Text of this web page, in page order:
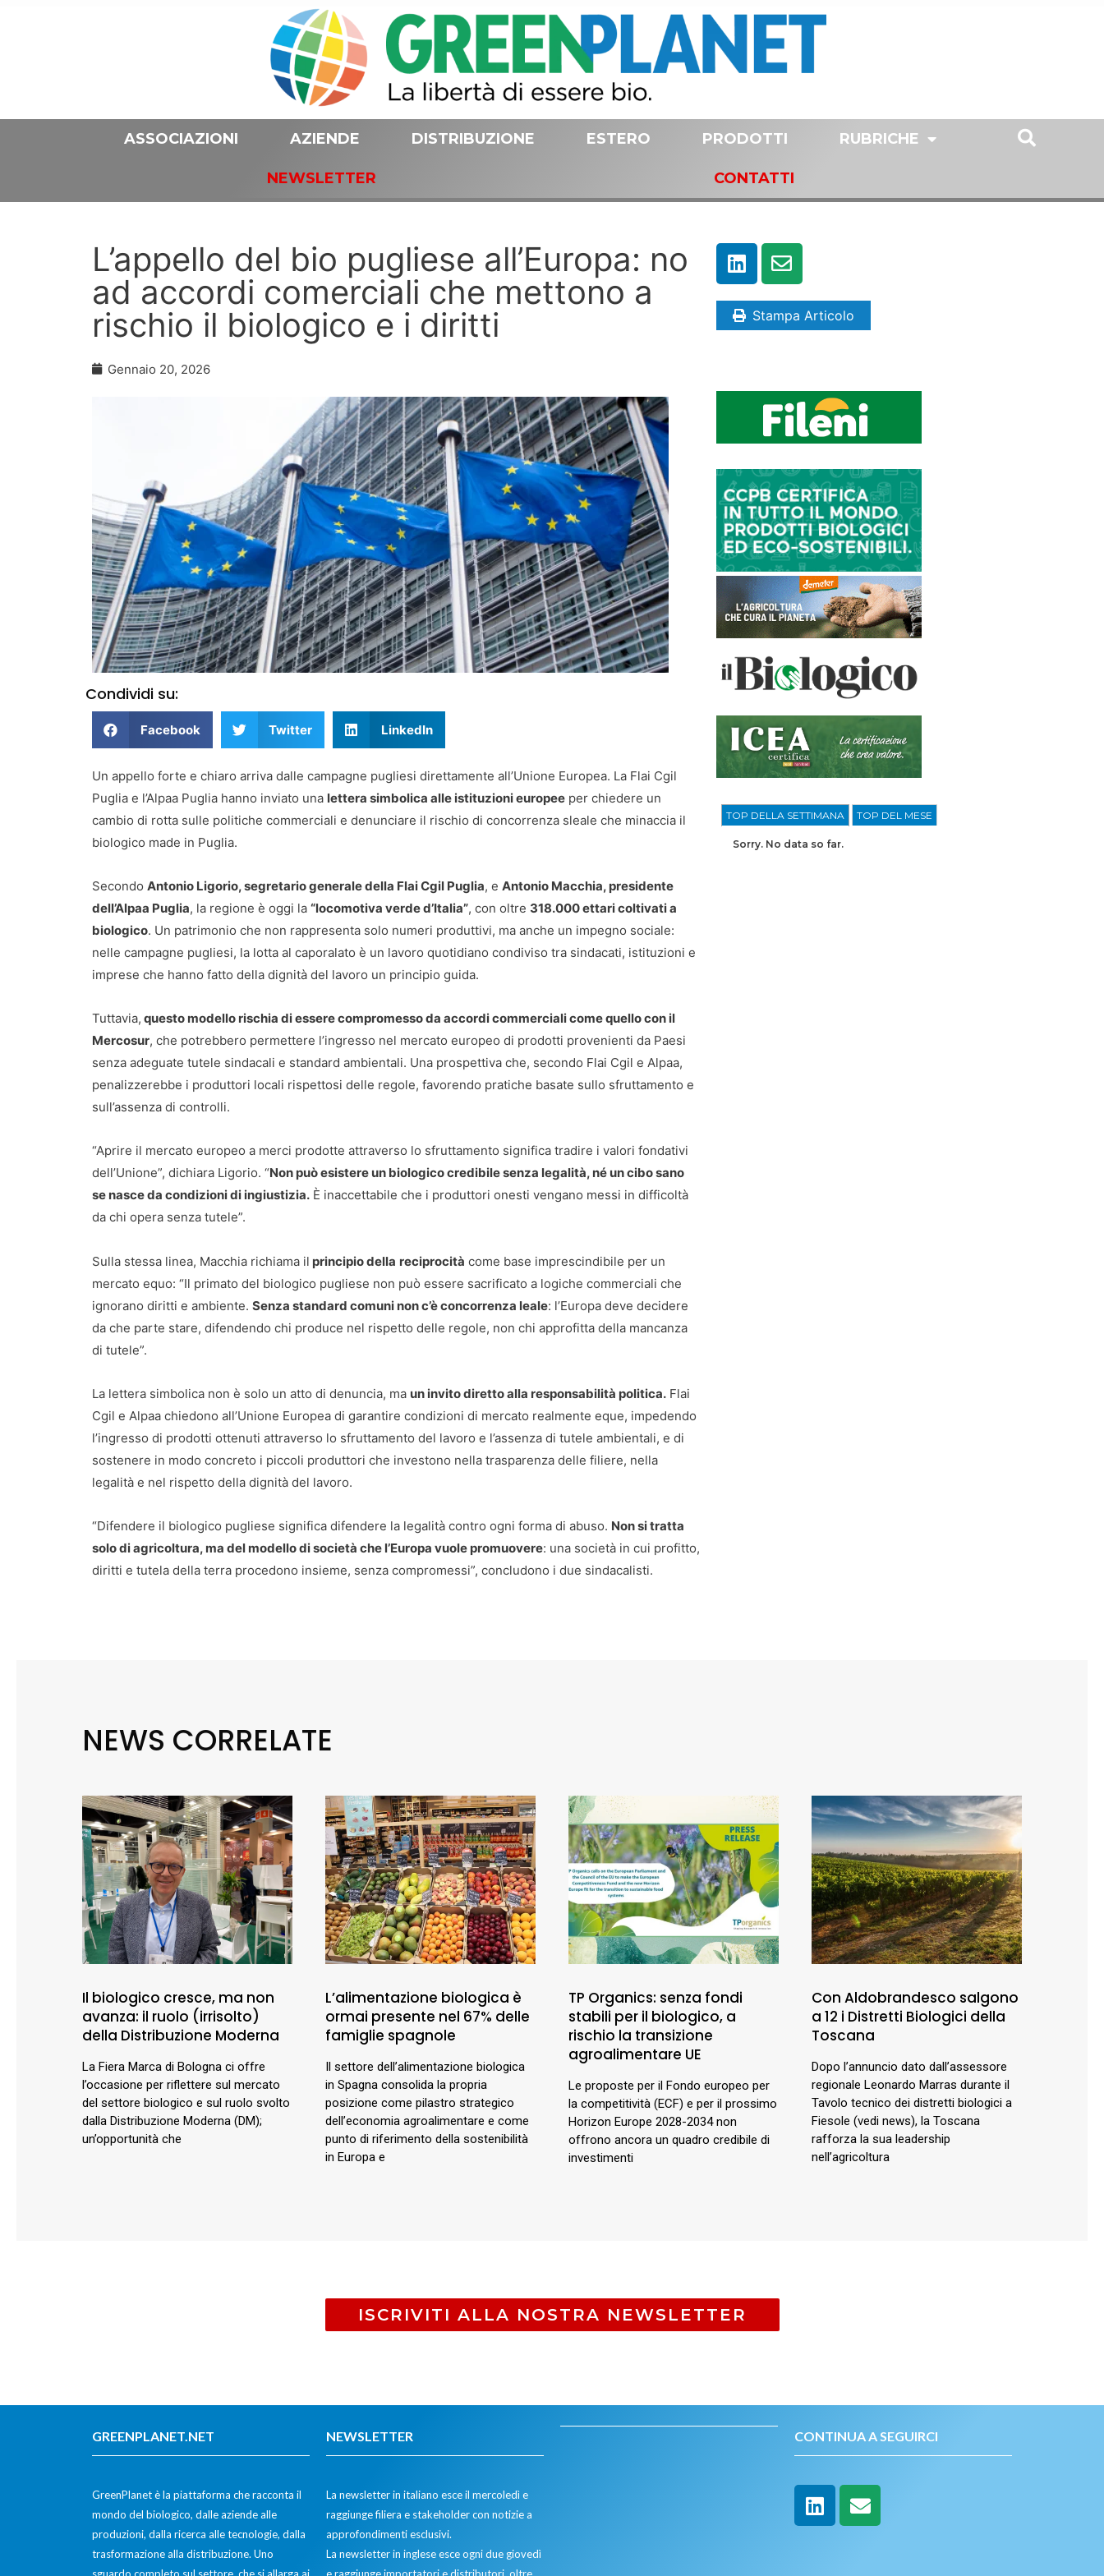
ASSOCIAZIONI AZIENDE DISTRIBUZIONE ESTERO PRODOTTI RUBRICHE
NEWSLETTER CONTATTI
L’appello del bio pugliese all’Europa: no
ad accordi comerciali che mettono a
rischio il biologico e i diritti
Gennaio 20, 2026
Condividi su:
Facebook Twitter LinkedIn
Un appello forte e chiaro arriva dalle campagne pugliesi direttamente all’Unione Europea. La Flai Cgil
Puglia e l’Alpaa Puglia hanno inviato una lettera simbolica alle istituzioni europee per chiedere un
cambio di rotta sulle politiche commerciali e denunciare il rischio di concorrenza sleale che minaccia il
biologico made in Puglia.
Secondo Antonio Ligorio, segretario generale della Flai Cgil Puglia, e Antonio Macchia, presidente
dell’Alpaa Puglia, la regione è oggi la “locomotiva verde d’Italia”, con oltre 318.000 ettari coltivati a
biologico. Un patrimonio che non rappresenta solo numeri produttivi, ma anche un impegno sociale:
nelle campagne pugliesi, la lotta al caporalato è un lavoro quotidiano condiviso tra sindacati, istituzioni e
imprese che hanno fatto della dignità del lavoro un principio guida.
Tuttavia, questo modello rischia di essere compromesso da accordi commerciali come quello con il
Mercosur, che potrebbero permettere l’ingresso nel mercato europeo di prodotti provenienti da Paesi
senza adeguate tutele sindacali e standard ambientali. Una prospettiva che, secondo Flai Cgil e Alpaa,
penalizzerebbe i produttori locali rispettosi delle regole, favorendo pratiche basate sullo sfruttamento e
sull’assenza di controlli.
“Aprire il mercato europeo a merci prodotte attraverso lo sfruttamento significa tradire i valori fondativi
dell’Unione”, dichiara Ligorio. “Non può esistere un biologico credibile senza legalità, né un cibo sano
se nasce da condizioni di ingiustizia. È inaccettabile che i produttori onesti vengano messi in difficoltà
da chi opera senza tutele”.
Sulla stessa linea, Macchia richiama il principio della reciprocità come base imprescindibile per un
mercato equo: “Il primato del biologico pugliese non può essere sacrificato a logiche commerciali che
ignorano diritti e ambiente. Senza standard comuni non c’è concorrenza leale: l’Europa deve decidere
da che parte stare, difendendo chi produce nel rispetto delle regole, non chi approfitta della mancanza
di tutele”.
La lettera simbolica non è solo un atto di denuncia, ma un invito diretto alla responsabilità politica. Flai
Cgil e Alpaa chiedono all’Unione Europea di garantire condizioni di mercato realmente eque, impedendo
l’ingresso di prodotti ottenuti attraverso lo sfruttamento del lavoro e l’assenza di tutele ambientali, e di
sostenere in modo concreto i piccoli produttori che investono nella trasparenza delle filiere, nella
legalità e nel rispetto della dignità del lavoro.
“Difendere il biologico pugliese significa difendere la legalità contro ogni forma di abuso. Non si tratta
solo di agricoltura, ma del modello di società che l’Europa vuole promuovere: una società in cui profitto,
diritti e tutela della terra procedono insieme, senza compromessi”, concludono i due sindacalisti.
Stampa Articolo
TOP DELLA SETTIMANA TOP DEL MESE
Sorry. No data so far.
NEWS CORRELATE
Il biologico cresce, ma non
avanza: il ruolo (irrisolto)
della Distribuzione Moderna
La Fiera Marca di Bologna ci offre
l’occasione per riflettere sul mercato
del settore biologico e sul ruolo svolto
dalla Distribuzione Moderna (DM);
un’opportunità che
L’alimentazione biologica è
ormai presente nel 67% delle
famiglie spagnole
Il settore dell’alimentazione biologica
in Spagna consolida la propria
posizione come pilastro strategico
dell’economia agroalimentare e come
punto di riferimento della sostenibilità
in Europa e
TP Organics: senza fondi
stabili per il biologico, a
rischio la transizione
agroalimentare UE
Le proposte per il Fondo europeo per
la competitività (ECF) e per il prossimo
Horizon Europe 2028-2034 non
offrono ancora un quadro credibile di
investimenti
Con Aldobrandesco salgono
a 12 i Distretti Biologici della
Toscana
Dopo l’annuncio dato dall’assessore
regionale Leonardo Marras durante il
Tavolo tecnico dei distretti biologici a
Fiesole (vedi news), la Toscana
rafforza la sua leadership
nell’agricoltura
ISCRIVITI ALLA NOSTRA NEWSLETTER
GREENPLANET.NET
GreenPlanet è la piattaforma che racconta il
mondo del biologico, dalle aziende alle
produzioni, dalla ricerca alle tecnologie, dalla
trasformazione alla distribuzione. Uno
NEWSLETTER
La newsletter in italiano esce il mercoledì e
raggiunge filiera e stakeholder con notizie a
approfondimenti esclusivi.
La newsletter in inglese esce ogni due giovedì
CONTINUA A SEGUIRCI